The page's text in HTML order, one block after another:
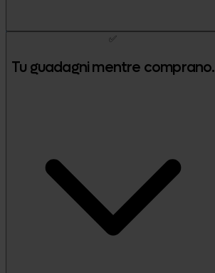
✅
Tu guadagni mentre comprano.